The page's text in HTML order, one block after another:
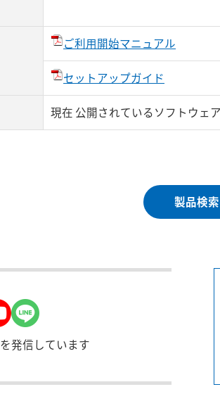
ご利用開始マニュアル
セットアップガイド
現在 公開されているソフトウェ
製品検
発信しています